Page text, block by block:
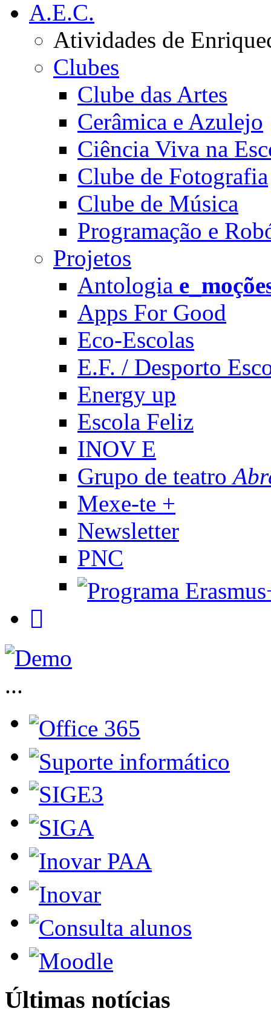
A.E.C.
Atividades de
Clubes
Clube das Artes
Cerâmica e Azulejo
Ciência Viva na
Clube de Fotografia
Clube de Música
Programação e
Projetos
Antologia
Apps For Good
Eco-Escolas
E.F. / Desporto
Energy up
Escola Feliz
INOV E
Grupo de teatro
Mexe-te +
Newsletter
PNC
...
Últimas notícias